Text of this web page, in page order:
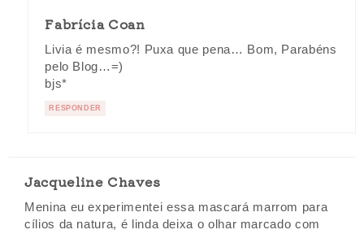
Fabrícia Coan
Livia é mesmo?! Puxa que pena… Bom, Parabéns
pelo Blog…=)
bjs*
RESPONDER
Jacqueline Chaves
Menina eu experimentei essa mascará marrom para
cílios da natura, é linda deixa o olhar marcado com